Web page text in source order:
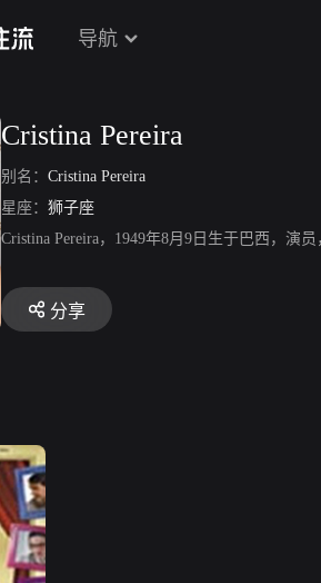
导航
Cristina Pereira
别名： Cristina Pereira
星座： 狮子座
Cristina Pereira，1949年8月9日生于巴西，演
分享